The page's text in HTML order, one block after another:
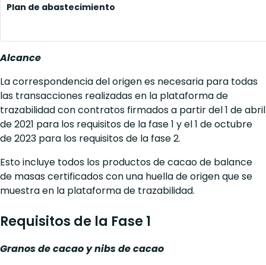
Plan de abastecimiento
Alcance
La correspondencia del origen es necesaria para todas
las transacciones realizadas en la plataforma de
trazabilidad con contratos firmados a partir del 1 de abril
de 2021 para los requisitos de la fase 1 y el 1 de octubre
de 2023 para los requisitos de la fase 2.
Esto incluye todos los productos de cacao de balance
de masas certificados con una huella de origen que se
muestra en la plataforma de trazabilidad.
Requisitos de la Fase 1
Granos de cacao y nibs de cacao